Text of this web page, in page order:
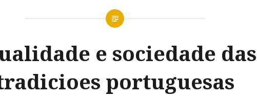
e sociedade das
portuguesas